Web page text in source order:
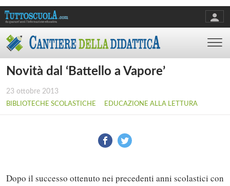
Novità dal ‘Battello a Vapore’
23 ottobre 2013
BIBLIOTECHE SCOLASTICHE EDUCAZIONE ALLA LETTURA
Dopo il successo ottenuto nei precedenti anni scolastici con